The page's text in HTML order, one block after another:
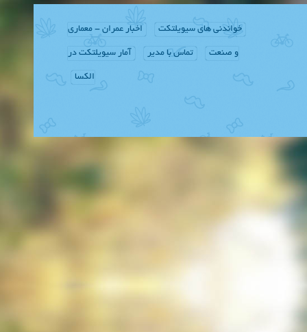
خواندنی های سیویلتکت اخبار عمران - معماری
و صنعت تماس با مدیر آمار سیویلتکت در
الکسا